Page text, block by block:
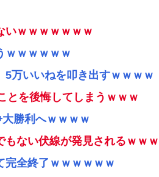
いｗｗｗｗｗｗｗ
ｗｗｗｗｗｗ
万いいねを叩き出すｗｗｗｗ
とを後悔してしまうｗｗｗ
勝利へｗｗｗｗ
もない伏線が発見されるｗｗｗ
完全終了ｗｗｗｗｗｗ